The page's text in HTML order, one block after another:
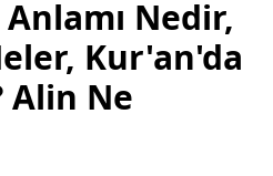
Nedir,
Kur'an'da
Alin Ne